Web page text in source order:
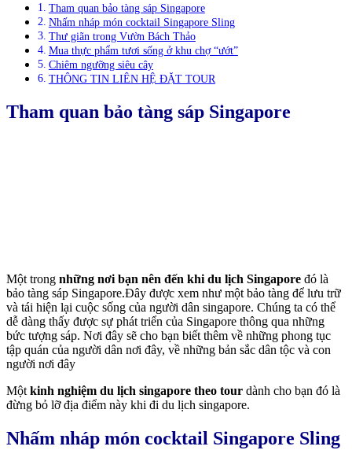
Tham quan bảo tàng sáp Singapore
Nhấm nháp món cocktail Singapore Sling
Thư giãn trong Vườn Bách Thảo
Mua thực phẩm tươi sống ở khu chợ “ướt”
Chiêm ngưỡng siêu cây
THÔNG TIN LIÊN HỆ ĐẶT TOUR
Tham quan bảo tàng sáp Singapore
Một trong những nơi bạn nên đến khi du lịch Singapore đó là
bảo tàng sáp Singapore.Đây được xem như một bảo tàng để lưu trữ
và tái hiện lại cuộc sống của người dân singapore. Chúng ta có thể
dễ dàng thấy được sự phát triển của Singapore thông qua những
bức tượng sáp. Nơi đây sẽ cho bạn biết thêm về những phong tục
tập quán của người dân nơi đây, về những bản sắc dân tộc và con
người nơi đây
Một kinh nghiệm du lịch singapore theo tour dành cho bạn đó là
đừng bỏ lỡ địa điểm này khi đi du lịch singapore.
Nhấm nháp món cocktail Singapore Sling